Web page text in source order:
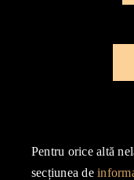
Pentru orice altă
secțiunea de